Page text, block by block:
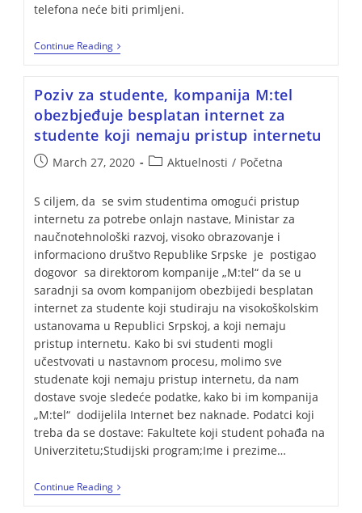
telefona neće biti primljeni.
Continue Reading
Poziv za studente, kompanija M:tel
obezbjeđuje besplatan internet za
studente koji nemaju pristup internetu
March 27, 2020 Aktuelnosti / Početna
S ciljem, da se svim studentima omogući pristup
internetu za potrebe onlajn nastave, Ministar za
naučnotehnološki razvoj, visoko obrazovanje i
informaciono društvo Republike Srpske je postigao
dogovor sa direktorom kompanije „M:tel“ da se u
saradnji sa ovom kompanijom obezbijedi besplatan
internet za studente koji studiraju na visokoškolskim
ustanovama u Republici Srpskoj, a koji nemaju
pristup internetu. Kako bi svi studenti mogli
učestvovati u nastavnom procesu, molimo sve
studenate koji nemaju pristup internetu, da nam
dostave svoje sledeće podatke, kako bi im kompanija
„M:tel“ dodijelila Internet bez naknade. Podatci koji
treba da se dostave: Fakultete koji student pohađa na
Univerzitetu;Studijski program;Ime i prezime…
Continue Reading